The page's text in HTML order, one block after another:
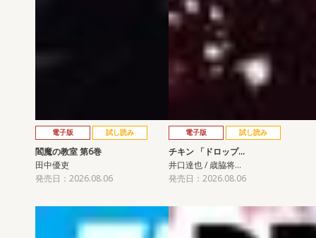
電子版 試し読み
閻魔の教室 第6巻
田中優吏
発売日：2026.08.06
電子版 試し読み
チキン 「ドロップ…
井口達也 / 歳脇将…
発売日：2026.08.06